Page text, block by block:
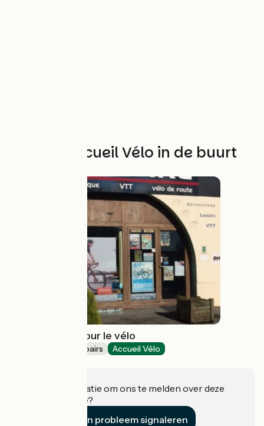
Andere Accueil Vélo in de buurt
Newbike tout pour le vélo
Bicycle rentals/ repairs Accueil Vélo
Heeft u informatie om ons te melden over deze
accommodatie?
Een probleem signaleren